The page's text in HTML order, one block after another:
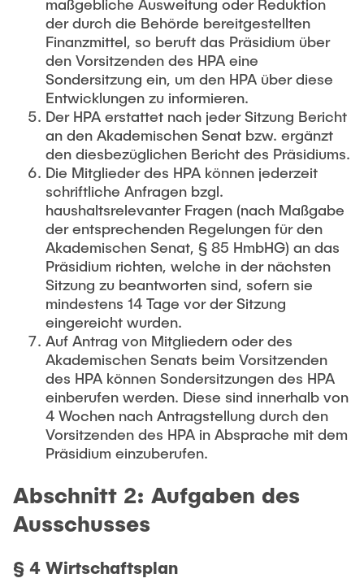
maßgebliche Ausweitung oder Reduktion
der durch die Behörde bereitgestellten
Finanzmittel, so beruft das Präsidium über
den Vorsitzenden des HPA eine
Sondersitzung ein, um den HPA über diese
Entwicklungen zu informieren.
Der HPA erstattet nach jeder Sitzung Bericht
an den Akademischen Senat bzw. ergänzt
den diesbezüglichen Bericht des Präsidiums.
Die Mitglieder des HPA können jederzeit
schriftliche Anfragen bzgl.
haushaltsrelevanter Fragen (nach Maßgabe
der entsprechenden Regelungen für den
Akademischen Senat, § 85 HmbHG) an das
Präsidium richten, welche in der nächsten
Sitzung zu beantworten sind, sofern sie
mindestens 14 Tage vor der Sitzung
eingereicht wurden.
Auf Antrag von Mitgliedern oder des
Akademischen Senats beim Vorsitzenden
des HPA können Sondersitzungen des HPA
einberufen werden. Diese sind innerhalb von
4 Wochen nach Antragstellung durch den
Vorsitzenden des HPA in Absprache mit dem
Präsidium einzuberufen.
Abschnitt 2: Aufgaben des
Ausschusses
§ 4 Wirtschaftsplan